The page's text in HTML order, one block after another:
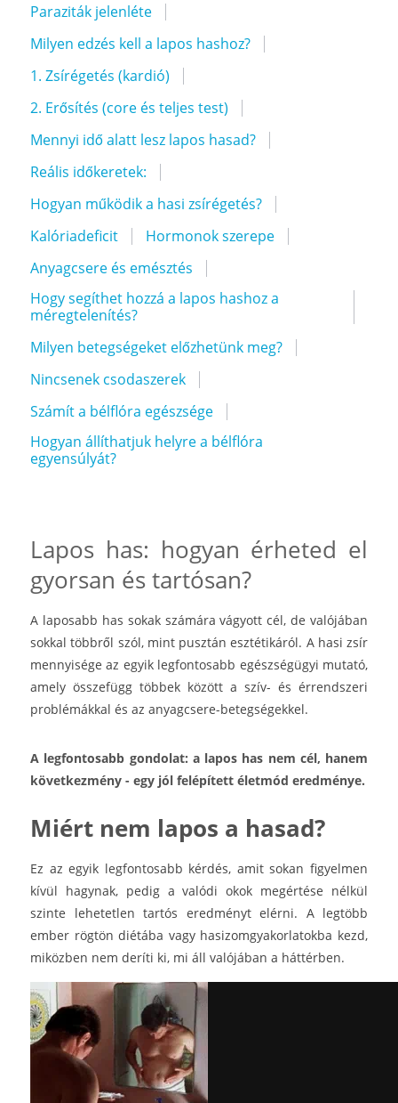
Paraziták jelenléte
Milyen edzés kell a lapos hashoz?
1. Zsírégetés (kardió)
2. Erősítés (core és teljes test)
Mennyi idő alatt lesz lapos hasad?
Reális időkeretek:
Hogyan működik a hasi zsírégetés?
Kalóriadeficit
Hormonok szerepe
Anyagcsere és emésztés
Hogy segíthet hozzá a lapos hashoz a
méregtelenítés?
Milyen betegségeket előzhetünk meg?
Nincsenek csodaszerek
Számít a bélflóra egészsége
Hogyan állíthatjuk helyre a bélflóra
egyensúlyát?
Lapos has: hogyan érheted el
gyorsan és tartósan?
A laposabb has sokak számára vágyott cél, de valójában
sokkal többről szól, mint pusztán esztétikáról. A hasi zsír
mennyisége az egyik legfontosabb egészségügyi mutató,
amely összefügg többek között a szív- és érrendszeri
problémákkal és az anyagcsere-betegségekkel.
A legfontosabb gondolat: a lapos has nem cél, hanem
következmény - egy jól felépített életmód eredménye.
Miért nem lapos a hasad?
Ez az egyik legfontosabb kérdés, amit sokan figyelmen
kívül hagynak, pedig a valódi okok megértése nélkül
szinte lehetetlen tartós eredményt elérni. A legtöbb
ember rögtön diétába vagy hasizomgyakorlatokba kezd,
miközben nem deríti ki, mi áll valójában a háttérben.